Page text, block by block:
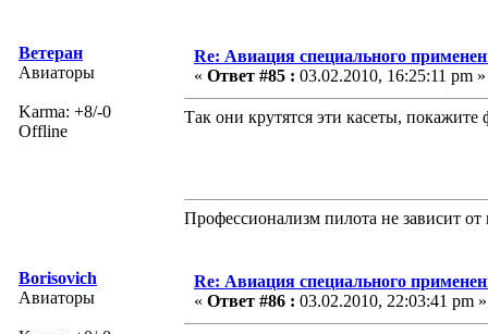
Ветеран
Авиаторы
Karma: +8/-0
Offline
Re: Авиация специального
« Ответ #85 : 03.02.2010, 16:25:11 pm »
Так они крутятся эти касеты,
Профессионализм пилота не зависит
Borisovich
Авиаторы
Re: Авиация специального
« Ответ #86 : 03.02.2010, 22:03:41 pm »